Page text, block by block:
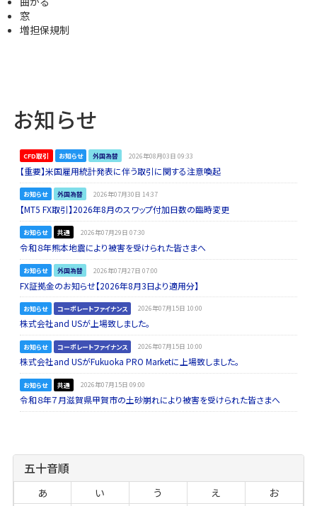
窓
増担保規制
お知らせ
CFD取引 お知らせ 外国為替 2026年08月03日 09:33
【重要】米国雇用統計発表に伴う取引に関する注意喚起
お知らせ 外国為替 2026年07月30日 14:37
【MT5 FX取引】2026年8月のスワップ付加日数の臨時変更
お知らせ 共通 2026年07月29日 07:30
令和８年熊本地震により被害を受けられた皆さまへ
お知らせ 外国為替 2026年07月27日 07:00
FX証拠金のお知らせ【2026年8月3日より適用分】
お知らせ コーポレートファイナンス 2026年07月15日 10:00
株式会社and USが上場致しました。
お知らせ コーポレートファイナンス 2026年07月15日 10:00
株式会社and USがFukuoka PRO Marketに上場致しました。
お知らせ 共通 2026年07月15日 09:00
令和８年７月滋賀県甲賀市の土砂崩れにより被害を受けられた皆さまへ
五十音順
あ い う え
お